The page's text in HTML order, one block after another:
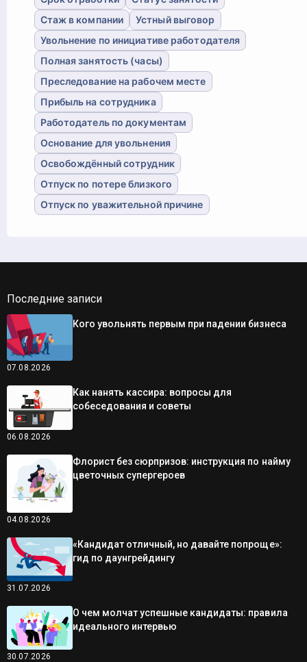
Стаж в компании
Устный выговор
Увольнение по инициативе работодателя
Полная занятость (часы)
Преследование на рабочем месте
Прибыль на сотрудника
Работодатель по документам
Основание для увольнения
Освобождённый сотрудник
Отпуск по потере близкого
Отпуск по уважительной причине
Последние записи
07.08.2026
Кого увольнять первым при падении бизнеса
06.08.2026
Как нанять кассира: вопросы для
собеседования и советы
04.08.2026
Флорист без сюрпризов: инструкция по найму
цветочных супергероев
31.07.2026
«Кандидат отличный, но давайте попроще»:
гид по даунгрейдингу
30.07.2026
О чем молчат успешные кандидаты: правила
идеального интервью